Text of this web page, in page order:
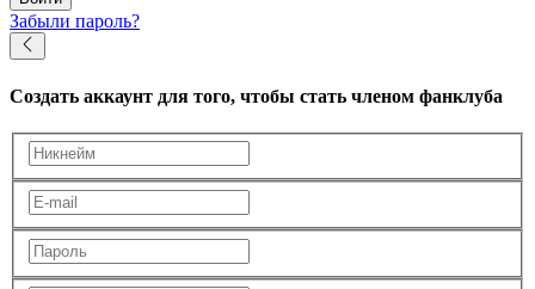
Забыли пароль?
Создать аккаунт для того, чтобы стать членом фанклуба